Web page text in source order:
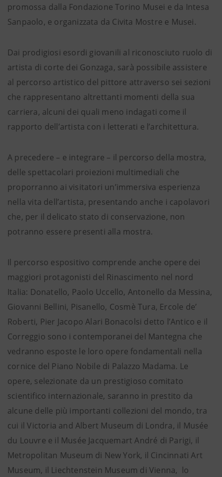
promossa dalla Fondazione Torino Musei e da Intesa
Sanpaolo, e organizzata da Civita Mostre e Musei.
Dai prodigiosi esordi giovanili al riconosciuto ruolo di
artista di corte dei Gonzaga, sarà possibile assistere
al percorso artistico del pittore attraverso sei sezioni
che rappresentano altrettanti momenti della sua
carriera, alcuni dei quali meno indagati come il
rapporto dell’artista con i letterati e l’architettura.
A precedere – e integrare – il percorso della mostra,
delle spettacolari proiezioni multimediali che
proporranno ai visitatori un’immersiva esperienza
nella vita dell’artista, presentando anche i capolavori
che, per il delicato stato di conservazione, non
potranno essere presenti alla mostra.
Il percorso espositivo comprende anche opere dei
maggiori protagonisti del Rinascimento nel nord
Italia: Donatello, Paolo Uccello, Antonello da Messina,
Giovanni Bellini, Pisanello, Cosmè Tura, Ercole de’
Roberti, Pier Jacopo Alari Bonacolsi detto l’Antico e il
Correggio sono i contemporanei del Mantegna che
vedranno esposte le loro opere fondamentali nella
cornice del Piano Nobile di Palazzo Madama. Le
opere, selezionate da un prestigioso comitato
scientifico internazionale, saranno in prestito da
alcune delle più importanti collezioni del mondo, tra
cui il Victoria and Albert Museum di Londra, il Musée
du Louvre e il Musée Jacquemart André di Parigi, il
Metropolitan Museum di New York, il Cincinnati Art
Museum, il Liechtenstein Museum di Vienna, lo